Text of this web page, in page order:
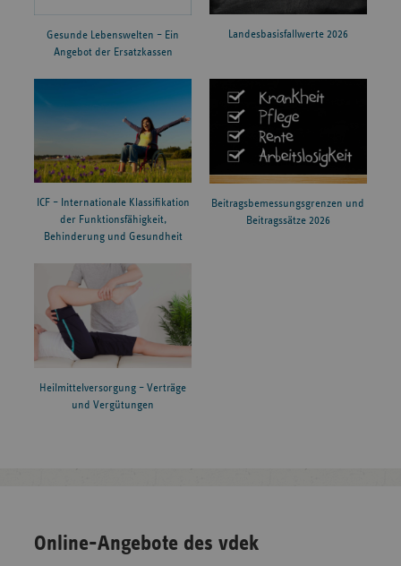
Gesunde Lebenswelten – Ein
Angebot der Ersatzkassen
Landesbasisfallwerte 2026
ICF – Internationale Klassifikation
der Funktionsfähigkeit,
Behinderung und Gesundheit
Beitragsbemessungsgrenzen und
Beitragssätze 2026
Heilmittelversorgung – Verträge
und Vergütungen
Online-Angebote des vdek